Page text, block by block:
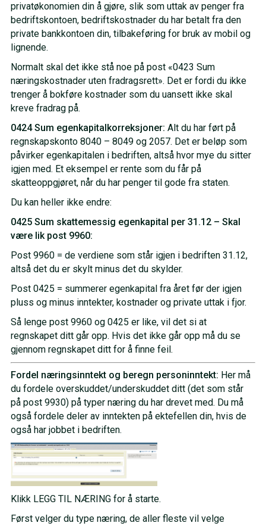
privatøkonomien din å gjøre, slik som uttak av penger fra
bedriftskontoen, bedriftskostnader du har betalt fra den
private bankkontoen din, tilbakeføring for bruk av mobil og
lignende.
Normalt skal det ikke stå noe på post «0423 Sum
næringskostnader uten fradragsrett». Det er fordi du ikke
trenger å bokføre kostnader som du uansett ikke skal
kreve fradrag på.
0424 Sum egenkapitalkorreksjoner: Alt du har ført på
regnskapskonto 8040 – 8049 og 2057. Det er beløp som
påvirker egenkapitalen i bedriften, altså hvor mye du sitter
igjen med. Et eksempel er rente som du får på
skatteoppgjøret, når du har penger til gode fra staten.
Du kan heller ikke endre:
0425 Sum skattemessig egenkapital per 31.12 – Skal
være lik post 9960:
Post 9960 = de verdiene som står igjen i bedriften 31.12,
altså det du er skylt minus det du skylder.
Post 0425 = summerer egenkapital fra året før der igjen
pluss og minus inntekter, kostnader og private uttak i fjor.
Så lenge post 9960 og 0425 er like, vil det si at
regnskapet ditt går opp. Hvis det ikke går opp må du se
gjennom regnskapet ditt for å finne feil.
Fordel næringsinntekt og beregn personinntekt: Her må
du fordele overskuddet/underskuddet ditt (det som står
på post 9930) på typer næring du har drevet med. Du må
også fordele deler av inntekten på ektefellen din, hvis de
også har jobbet i bedriften.
Klikk LEGG TIL NÆRING for å starte.
Først velger du type næring, de aller fleste vil velge